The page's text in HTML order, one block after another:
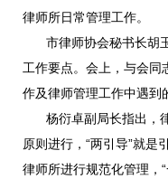
律师所日常管理工作。
市律师协会秘书长胡
工作要点。会上，与会同
作及律师管理工作中遇到
杨衍卓副局长指出，律
原则进行，“两引导”就是
律师所进行规范化管理，